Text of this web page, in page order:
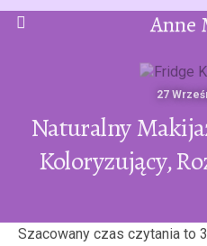
Anne
27
Naturalny
Koloryzujący,